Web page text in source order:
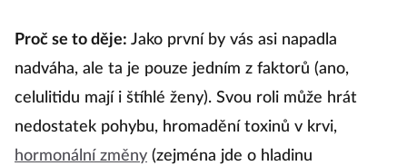
Proč se to děje: Jako první by vás asi napadla
nadváha, ale ta je pouze jedním z faktorů (ano,
celulitidu mají i štíhlé ženy). Svou roli může hrát
nedostatek pohybu, hromadění toxinů v krvi,
hormonální změny (zejména jde o hladinu